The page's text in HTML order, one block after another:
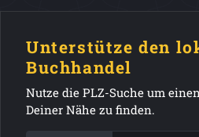
Unterstütze den
Buchhandel
Nutze die PLZ-Suche um
Deiner Nähe zu finden.